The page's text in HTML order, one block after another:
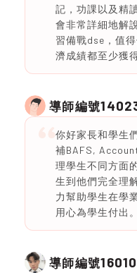
記，功課以及精
會非常詳細地解
習備戰dse，值
濟成績都至少獲
導師編號
你好家長和學生
補BAFS,
理學生不同方面
生到他們完全理
力幫助學生在學
用心為學生付出。
導師編號